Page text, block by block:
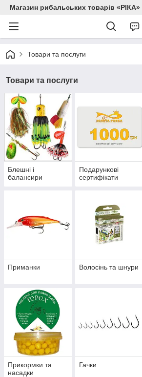
Магазин рибальських товарів «РІКА»
Товари та послуги
Товари та послуги
Блешні і
балансири
Подарункові
сертифікати
Приманки Волосінь та шнури
Прикормки та
насадки
Гачки